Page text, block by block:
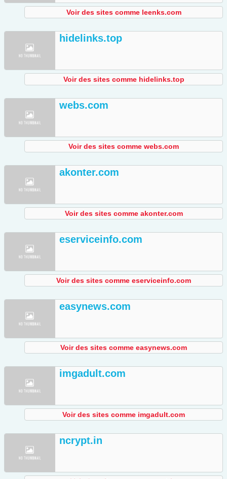
Voir des sites comme leenks.com
hidelinks.top
Voir des sites comme hidelinks.top
webs.com
Voir des sites comme webs.com
akonter.com
Voir des sites comme akonter.com
eserviceinfo.com
Voir des sites comme eserviceinfo.com
easynews.com
Voir des sites comme easynews.com
imgadult.com
Voir des sites comme imgadult.com
ncrypt.in